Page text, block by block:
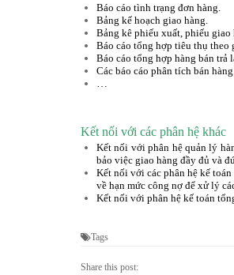
Báo cáo tình trạng đơn hàng.
Bảng kế hoạch giao hàng.
Bảng kê phiếu xuất, phiếu giao
Báo cáo tổng hợp tiêu thụ theo
Báo cáo tổng hợp hàng bán trả
Các báo cáo phân tích bán hàng.
Kết nối với các phân hệ khác
Kết nối với phân hệ quản lý
bảo việc giao hàng đầy đủ và
Kết nối với các phân hệ kế
về hạn mức công nợ để xử lý
Kết nối với phân hệ kế toán
Tags
Share this post: